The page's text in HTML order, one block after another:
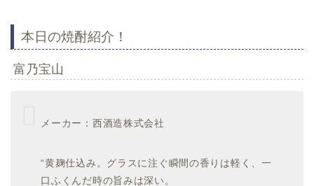
本日の焼酎紹介！
富乃宝山
メーカー：西酒造株式会社
“黄麹仕込み。グラスに注ぐ瞬間の香りは軽く、一
口ふくんだ時の旨みは深い。